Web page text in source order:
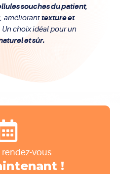
souches du patient,
amélioranttexture et
choix idéal pour un
et sûr.
vous
!